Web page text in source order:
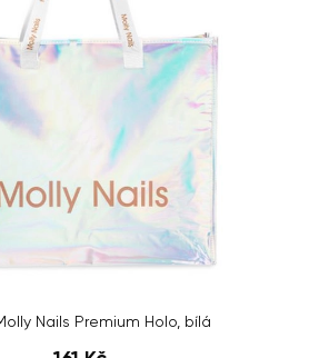
Nails Premium Holo, bílá